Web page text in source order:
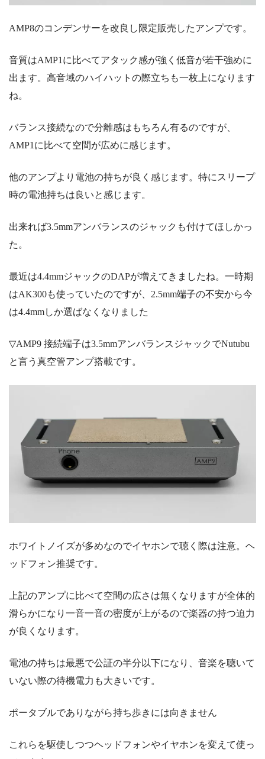
AMP8のコンデンサーを改良し限定販売したアンプです。
音質はAMP1に比べてアタック感が強く低音が若干強めに
出ます。 高音域のハイハットの際立ちも一枚上になります
ね。
バランス接続なので分離感はもちろん有るのですが、
AMP1に比べて空間が広めに感じます。
他のアンプより電池の持ちが良く感じます。特にスリープ
時の電池持ちは良いと感じます。
出来れば3.5mmアンバランスのジャックも付けてほしかっ
た。
最近は4.4mmジャックのDAPが増えてきましたね。一時期
はAK300も使っていたのですが、2.5mm端子の不安から今
は4.4mmしか選ばなくなりました
▽AMP9 接続端子は3.5mmアンバランスジャックでNutubu
と言う真空管アンプ搭載です。
ホワイトノイズが多めなのでイヤホンで聴く際は注意。ヘ
ッドフォン推奨です。
上記のアンプに比べて空間の広さは無くなりますが全体的
滑らかになり一音一音の密度が上がるので楽器の持つ迫力
が良くなります。
電池の持ちは最悪で公証の半分以下になり、音楽を聴いて
いない際の待機電力も大きいです。
ポータブルでありながら持ち歩きには向きません
これらを駆使しつつヘッドフォンやイヤホンを変えて使っ